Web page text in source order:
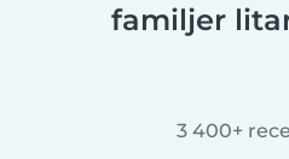
familjer
3 400+